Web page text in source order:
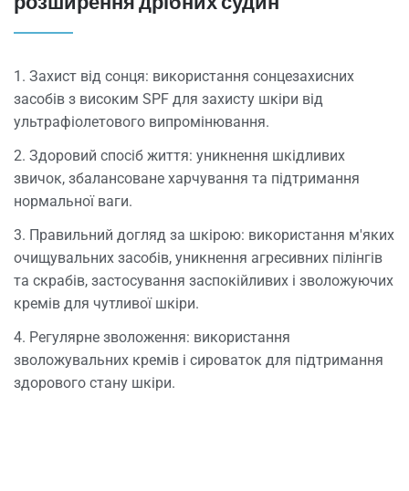
1. Захист від сонця: використання сонцезахисних
засобів з високим SPF для захисту шкіри від
ультрафіолетового випромінювання.
2. Здоровий спосіб життя: уникнення шкідливих
звичок, збалансоване харчування та підтримання
нормальної ваги.
3. Правильний догляд за шкірою: використання м'яких
очищувальних засобів, уникнення агресивних пілінгів
та скрабів, застосування заспокійливих і зволожуючих
кремів для чутливої шкіри.
4. Регулярне зволоження: використання
зволожувальних кремів і сироваток для підтримання
здорового стану шкіри.